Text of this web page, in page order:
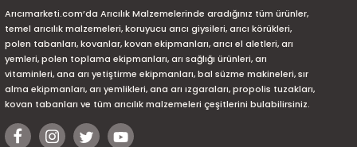
Arıcımarketi.com’da Arıcılık Malzemelerinde aradığınız tüm ürünler,
temel arıcılık malzemeleri, koruyucu arıcı giysileri, arıcı körükleri,
polen tabanları, kovanlar, kovan ekipmanları, arıcı el aletleri, arı
yemleri, polen toplama ekipmanları, arı sağlığı ürünleri, arı
vitaminleri, ana arı yetiştirme ekipmanları, bal süzme makineleri, sır
alma ekipmanları, arı yemlikleri, ana arı ızgaraları, propolis tuzakları,
kovan tabanları ve tüm arıcılık malzemeleri çeşitlerini bulabilirsiniz.